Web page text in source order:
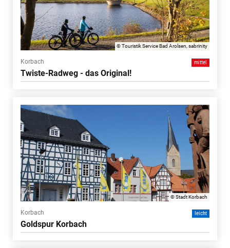
© Touristik Service Bad Arolsen, sabrinity
Korbach mittel
Twiste-Radweg - das Original!
© Stadt Korbach
Korbach leicht
Goldspur Korbach